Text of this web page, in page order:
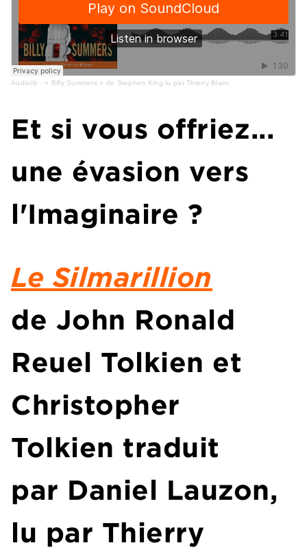
Audiolib · « Billy Summers » de Stephen King lu par Thierry Blanc
Et si vous offriez...
une évasion vers
l'Imaginaire ?
Le Silmarillion
de John Ronald
Reuel Tolkien et
Christopher
Tolkien traduit
par Daniel Lauzon,
lu par Thierry